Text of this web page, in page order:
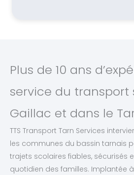
Plus de 10 ans
service du transport
Gaillac et dans le
TTS Transport Tarn Services
les communes du bassin tarnais
trajets scolaires fiables, sécurisés
quotidien des familles. Implantée